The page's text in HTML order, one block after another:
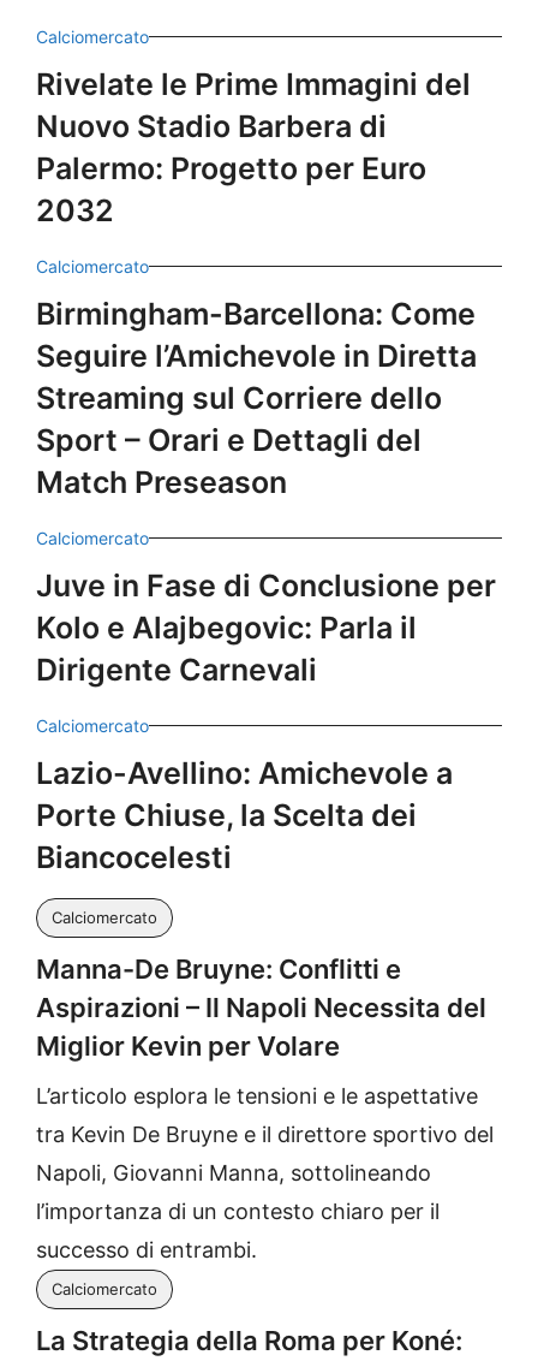
Calciomercato
Rivelate le Prime Immagini del
Nuovo Stadio Barbera di
Palermo: Progetto per Euro
2032
Calciomercato
Birmingham-Barcellona: Come
Seguire l’Amichevole in Diretta
Streaming sul Corriere dello
Sport – Orari e Dettagli del
Match Preseason
Calciomercato
Juve in Fase di Conclusione per
Kolo e Alajbegovic: Parla il
Dirigente Carnevali
Calciomercato
Lazio-Avellino: Amichevole a
Porte Chiuse, la Scelta dei
Biancocelesti
Calciomercato
Manna-De Bruyne: Conflitti e
Aspirazioni – Il Napoli Necessita del
Miglior Kevin per Volare
L’articolo esplora le tensioni e le aspettative
tra Kevin De Bruyne e il direttore sportivo del
Napoli, Giovanni Manna, sottolineando
l’importanza di un contesto chiaro per il
successo di entrambi.
Calciomercato
La Strategia della Roma per Koné: